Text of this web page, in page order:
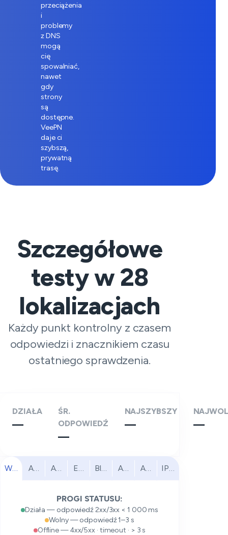
przeciążenia
i
problemy
z DNS
mogą
cię
spowalniać,
nawet
gdy
strony
są
dostępne.
VeePN
daje ci
szybszą,
prywatną
trasę.
Szczegółowe
testy w28
lokalizacjach
Każdy punkt kontrolny z czasem
odpowiedzi i znacznikiem czasu
ostatniego sprawdzenia.
DZIAŁA
—
ŚR.
ODPOWIEDŹ
—
NAJSZYBSZY
— —
WszystkieAmeryka Północna
Ameryka Południowa
EuropaBliski Wschód
Afryka Azja i Pacyfik
IPv6
PROGI STATUSU:
Działa — odpowiedź 2xx/3xx < 1 000 ms
Wolny — odpowiedź 1–3 s
Offline — 4xx/5xx · timeout · > 3 s